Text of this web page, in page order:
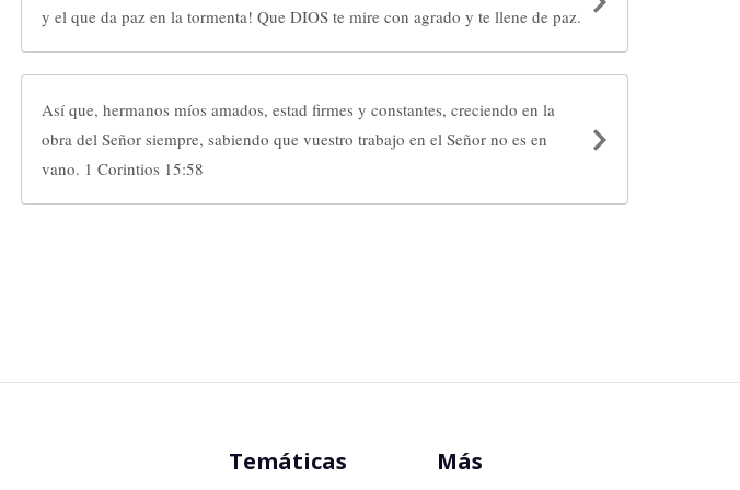
y el que da paz en la tormenta! Que DIOS te mire con agrado y te llene de paz.
Así que, hermanos míos amados, estad firmes y constantes, creciendo en la
obra del Señor siempre, sabiendo que vuestro trabajo en el Señor no es en
vano. 1 Corintios 15:58
Temáticas Más